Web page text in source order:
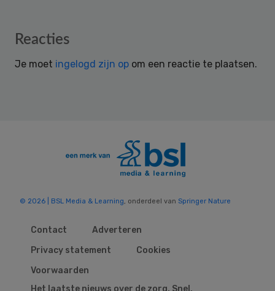
Reader
Reacties
Je moet ingelogd zijn op om een reactie te plaatsen.
© 2026 | BSL Media & Learning, onderdeel van Springer Nature
Contact
Adverteren
Privacy statement
Cookies
Voorwaarden
Het laatste nieuws over de zorg. Snel,